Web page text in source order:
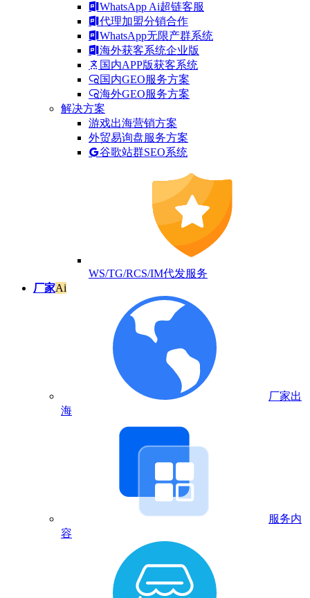
WhatsApp Ai超链客服
代理加盟分销合作
WhatsApp无限产群系统
海外获客系统企业版
国内APP版获客系统
国内GEO服务方案
海外GEO服务方案
解决方案
游戏出海营销方案
外贸易询盘服务方案
谷歌站群SEO系统
WS/TG/RCS/IM代发服务
厂家Ai
厂家出
海
服务内
容